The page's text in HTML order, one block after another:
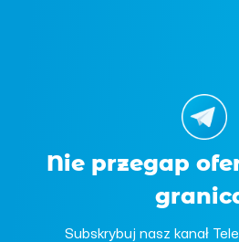
Nie przegap
Subskrybuj nasz kanał